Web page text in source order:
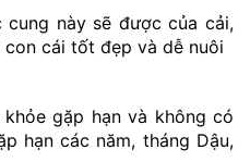
này sẽ được của cải,
cái tốt đẹp và dễ nuôi
gặp hạn và không có
hạn các năm, tháng Dậu,